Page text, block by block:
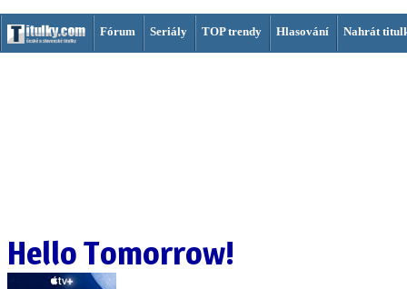
Fórum Seriály TOP trendy Hlasování Nahrát
Hello Tomorrow!